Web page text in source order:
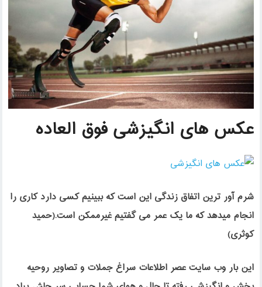
عکس های انگیزشی فوق العاده
شرم آور ترین اتفاق زندگی این است که ببینیم کسی دارد کاری را
انجام میدهد که ما یک عمر می گفتیم غیرممکن است.(حمید
کوثری)
این بار وب سایت عصر اطلاعات سراغ جملات و تصاویر روحیه